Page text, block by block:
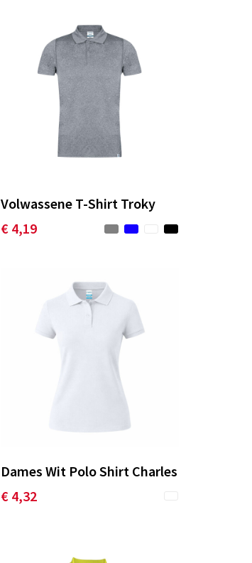
Volwassene T-Shirt Troky
€ 4,19
Dames Wit Polo Shirt Charles
€ 4,32